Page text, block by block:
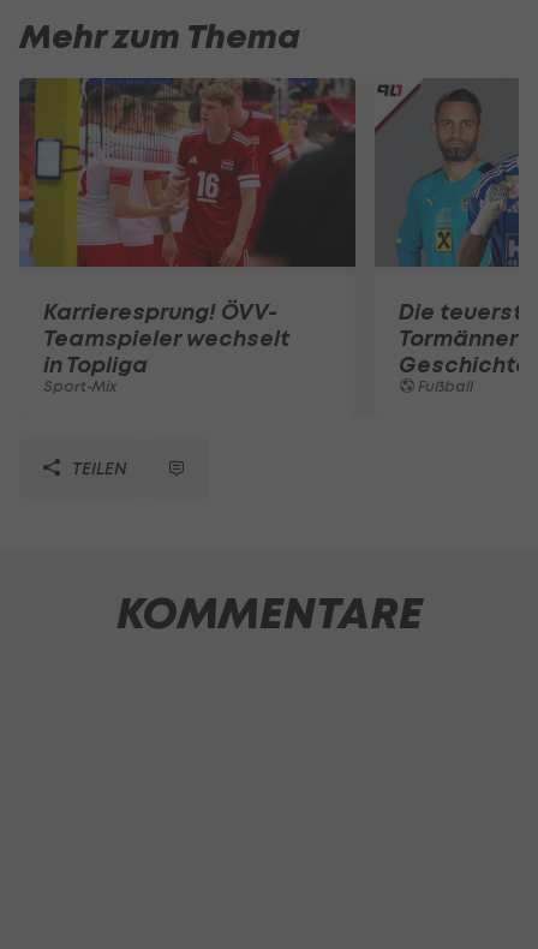
Mehr zum Thema
Karrieresprung! ÖVV-
Teamspieler wechselt
in Topliga
Sport-Mix
Die
Tormänner
Geschichte
Fußball
TEILEN
KOMMENTARE